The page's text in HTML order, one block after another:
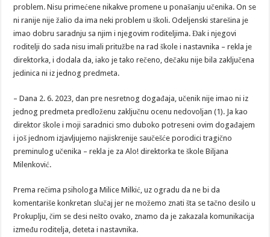
problem. Nisu primećene nikakve promene u ponašanju učenika. On se
ni ranije nije žalio da ima neki problem u školi. Odeljenski starešina je
imao dobru saradnju sa njim i njegovim roditeljima. Đak i njegovi
roditelji do sada nisu imali pritužbe na rad škole i nastavnika – rekla je
direktorka, i dodala da, iako je tako rečeno, dečaku nije bila zaključena
jedinica ni iz jednog predmeta.
– Dana 2. 6. 2023, dan pre nesretnog događaja, učenik nije imao ni iz
jednog predmeta predloženu zaključnu ocenu nedovoljan (1). Ja kao
direktor škole i moji saradnici smo duboko potreseni ovim događajem
i još jednom izjavljujemo najiskrenije saučešće porodici tragično
preminulog učenika – rekla je za Alo! direktorka te škole Biljana
Milenković.
Prema rečima psihologa Milice Milkić, uz ogradu da ne bi da
komentariše konkretan slučaj jer ne možemo znati šta se tačno desilo u
Prokuplju, čim se desi nešto ovako, znamo da je zakazala komunikacija
između roditelja, deteta i nastavnika.